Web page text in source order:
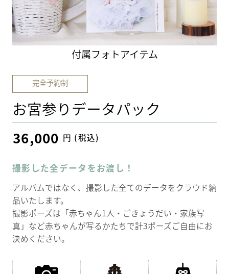
付属フォトアイテム
完全予約制
お宮参りデータパック
36,000 円 (税込)
撮影した全データをお渡し！
アルバムではなく、撮影した全てのデータをクラウド納
品いたします。
撮影ポーズは「赤ちゃん1人・ごきょうだい・家族写
真」など赤ちゃんが写るかたちで計3ポーズご自由にお
決めください。